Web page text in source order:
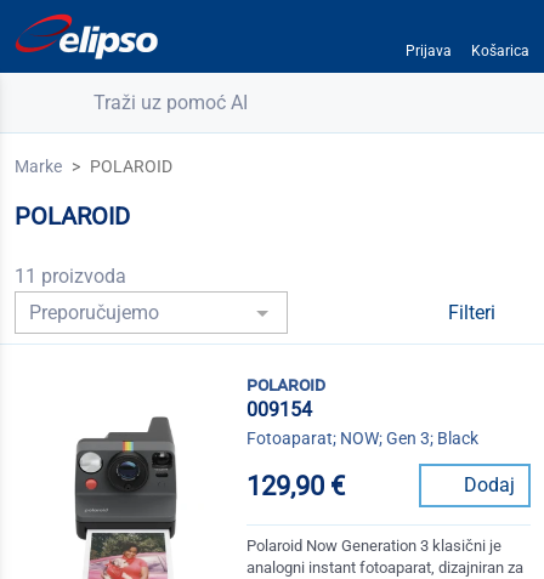
Prijava Košarica
Traži uz pomoć AI
Marke POLAROID
POLAROID
11 proizvoda
Filteri
polaroid
009154
Fotoaparat; NOW; Gen 3; Black
129,90 € Dodaj
Polaroid Now Generation 3 klasični je
analogni instant fotoaparat, dizajniran za